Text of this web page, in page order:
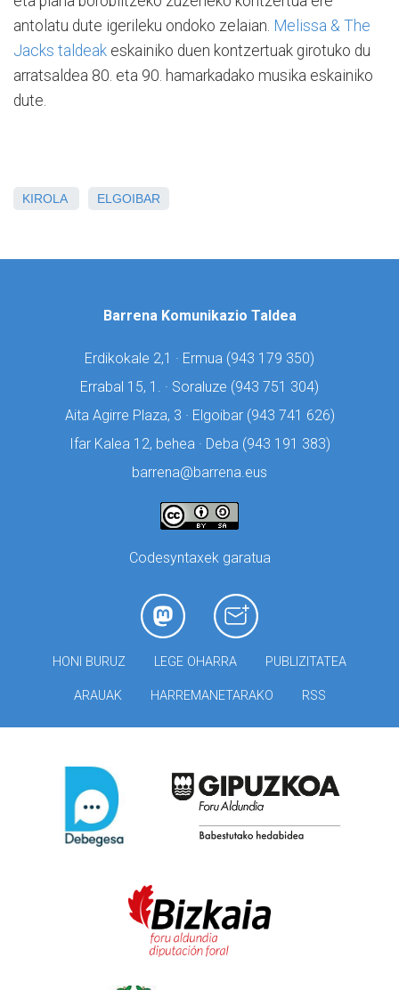
antolatu dute igerileku ondoko zelaian. Melissa & The
Jacks taldeak eskainiko duen kontzertuak girotuko du
arratsaldea 80. eta 90. hamarkadako musika eskainiko
dute.
KIROLA ELGOIBAR
Barrena Komunikazio Taldea
Erdikokale 2,1 · Ermua (943 179 350)
Errabal 15, 1. · Soraluze (943 751 304)
Aita Agirre Plaza, 3 · Elgoibar (943 741 626)
Ifar Kalea 12, behea · Deba (943 191 383)
barrena@barrena.eus
Codesyntaxek garatua
HONI BURUZ LEGE OHARRA PUBLIZITATEA
ARAUAK HARREMANETARAKO RSS